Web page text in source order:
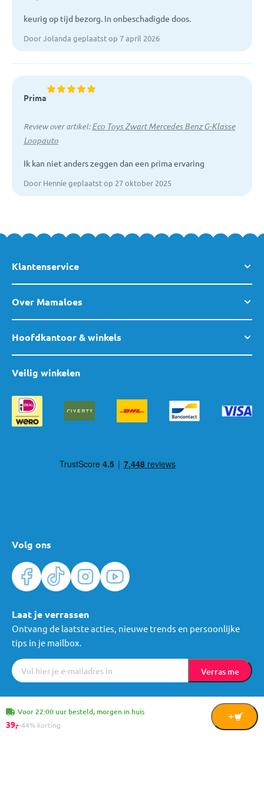
keurig op tijd bezorg. In onbeschadigde doos.
Door Jolanda geplaatst op 7 april 2026
Prima
Review over artikel:Eco Toys Zwart Mercedes Benz G-Klasse
Loopauto
Ik kan niet anders zeggen dan een prima ervaring
Door Hennie geplaatst op 27 oktober 2025
Voor 22:00 uur besteld, morgen in huis
39,--44% korting
In
Klantenservice
Over Mamaloes
Hoofdkantoor & winkels
Volg ons
Veilig winkelen
Laat je verrassen
Ontvang de laatste acties, nieuwe trends en persoonlijke
tips in je mailbox.
Verras me
Algemene voorwaarden Privacy © Mama Loes & Kids B.V.